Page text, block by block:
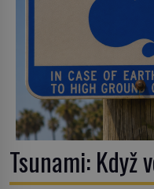
Tsunami: Když